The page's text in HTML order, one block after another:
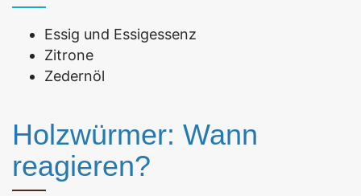
Essig und Essigessenz
Zitrone
Zedernöl
Holzwürmer: Wann
reagieren?